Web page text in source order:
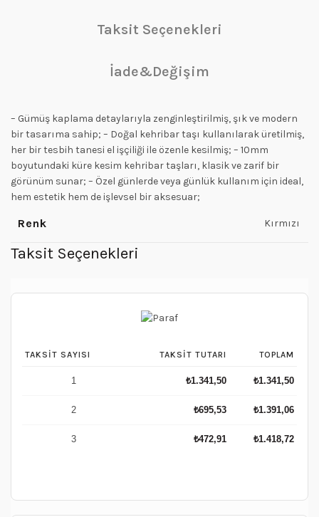
Taksit Seçenekleri
İade&Değişim
– Gümüş kaplama detaylarıyla zenginleştirilmiş, şık ve modern
bir tasarıma sahip; – Doğal kehribar taşı kullanılarak üretilmiş,
her bir tesbih tanesi el işçiliği ile özenle kesilmiş; – 10mm
boyutundaki küre kesim kehribar taşları, klasik ve zarif bir
görünüm sunar; – Özel günlerde veya günlük kullanım için ideal,
hem estetik hem de işlevsel bir aksesuar;
Renk Kırmızı
Taksit Seçenekleri
TAKSIT SAYISI TAKSIT TUTARI TOPLAM
1 ₺1.341,50 ₺1.341,50
2 ₺695,53 ₺1.391,06
3 ₺472,91 ₺1.418,72